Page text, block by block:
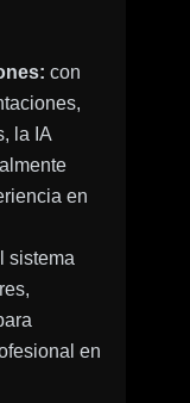
con
la IA
en
sistema
en